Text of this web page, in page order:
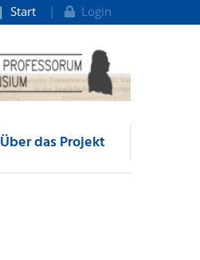
Start Login
Über das Projekt